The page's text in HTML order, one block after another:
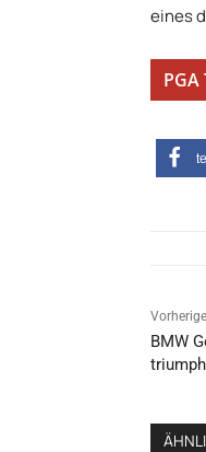
eines
BMW